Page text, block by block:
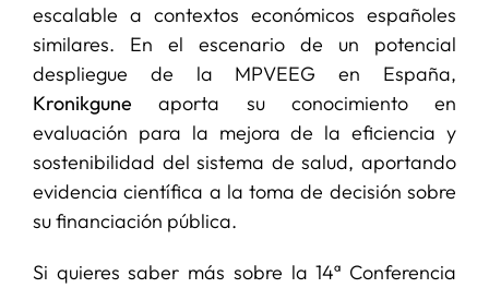
escalable a contextos económicos españoles
similares. En el escenario de un potencial
despliegue de la MPVEEG en España,
Kronikgune aporta su conocimiento en
evaluación para la mejora de la eficiencia y
sostenibilidad del sistema de salud, aportando
evidencia científica a la toma de decisión sobre
su financiación pública.
Si quieres saber más sobre la 14ª Conferencia